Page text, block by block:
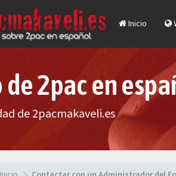
Inicio
de 2pac en
de 2pacmakaveli.es